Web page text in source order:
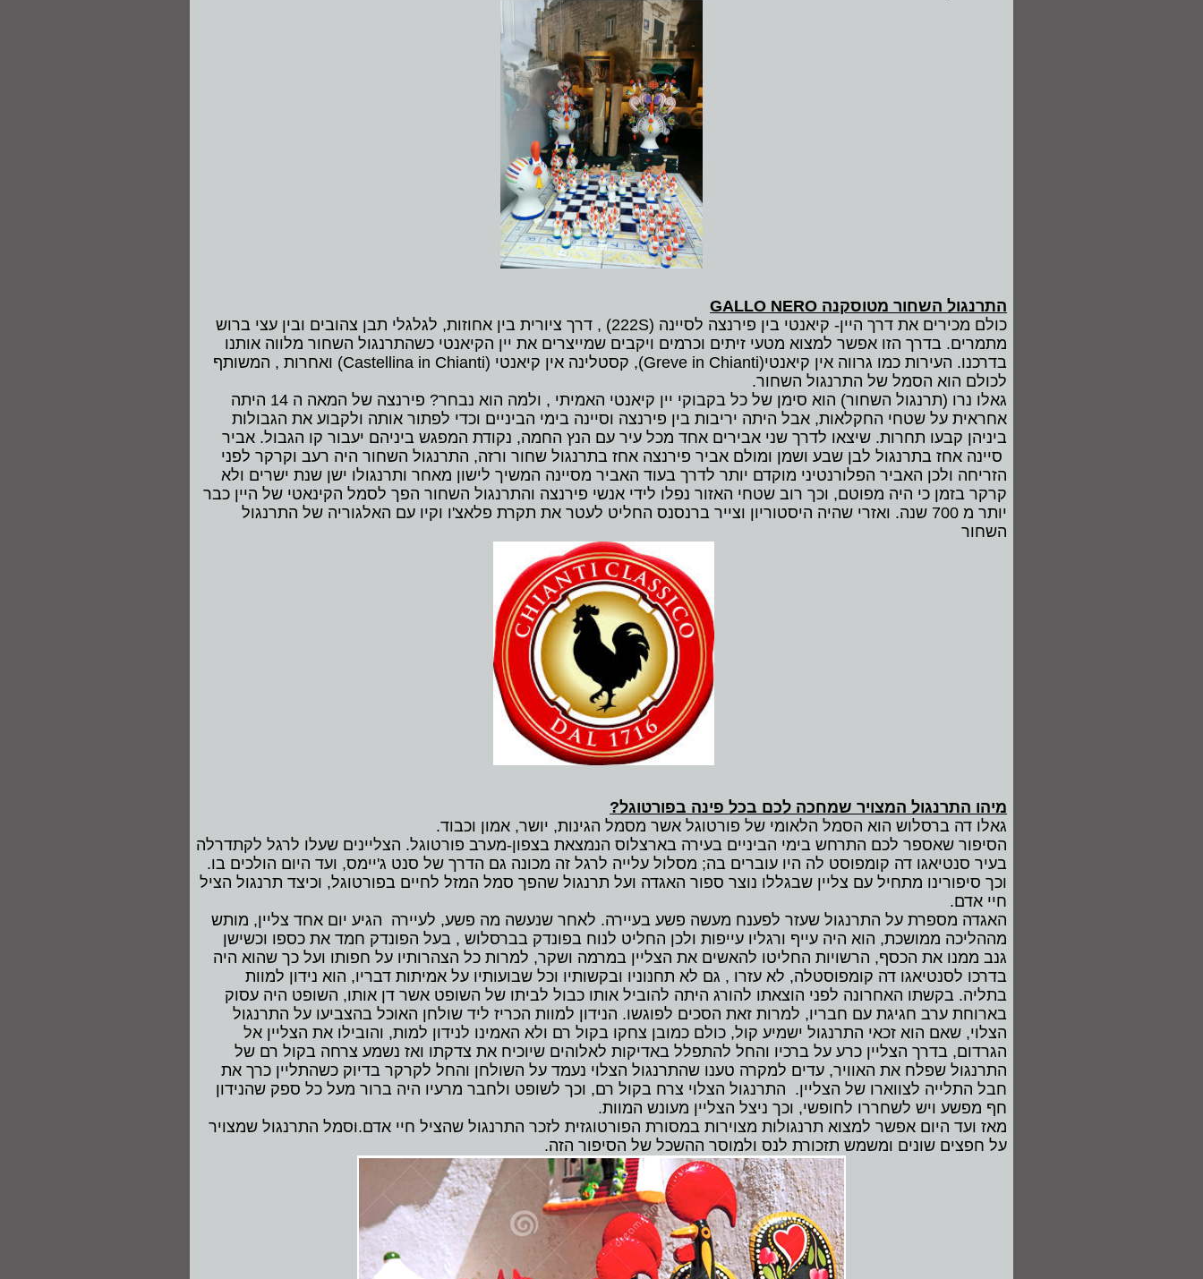
התרנגול השחור מטוסקנה GALLO NERO
כולם מכירים את דרך היין- קיאנטי בין פירנצה לסיינה (S
222) , דרך ציורית בין אחוזות, לגלגלי תבן צהובים ובין עצי ברוש
מתמרים. בדרך הזו אפשר למצוא מטעי זיתים וכרמים ויקבים שמייצרים את יין הקיאנטי כשהתרנגול השחור מלווה אותנו
בדרכנו. העירות כמו גרווה אין קיאנטי(Greve in Chianti), קסטלינה אין קיאנטי (Castellina in Chianti) ואחרות , המשותף
לכולם הוא הסמל של התרנגול השחור.
גאלו נרו (תרנגול השחור) הוא סימן של כל בקבוקי יין קיאנטי האמיתי , ולמה הוא נבחר? פירנצה של המאה ה 14 היתה
אחראית על שטחי החקלאות, אבל היתה יריבות בין פירנצה וסיינה בימי הביניים וכדי לפתור אותה ולקבוע את הגבולות
ביניהן קבעו תחרות. שיצאו לדרך שני אבירים אחד מכל עיר עם הנץ החמה, נקודת המפגש ביניהם יעבור קו הגבול. אביר
סיינה אחז בתרנגול לבן שבע ושמן ומולם אביר פירנצה אחז בתרנגול שחור ורזה, התרנגול השחור היה רעב וקרקר לפני
הזריחה ולכן האביר הפלורנטיני מוקדם יותר לדרך בעוד האביר מסיינה המשיך לישון מאחר ותרנגולו ישן שנת ישרים ולא
קרקר בזמן כי היה מפוטם, וכך רוב שטחי האזור נפלו לידי אנשי פירנצה והתרנגול השחור הפך לסמל הקינאטי של היין כבר
יותר מ 700 שנה. ואזרי שהיה היסטוריון וצייר ברנסנס החליט לעטר את תקרת פלאצ'ו וקיו עם האלגוריה של התרנגול
השחור
מיהו התרנגול המצויר שמחכה לכם בכל פינה בפורטוגל?
גאלו דה ברסלוש הוא הסמל הלאומי של פורטוגל אשר מסמל הגינות, יושר, אמון וכבוד.
הסיפור שאספר לכם התרחש בימי הביניים בעירה בארצלוס הנמצאת בצפון-מערב פורטוגל. הצליינים שעלו לרגל לקתדרלה
בעיר סנטיאגו דה קומפוסט לה היו עוברים בה; מסלול עלייה לרגל זה מכונה גם הדרך של סנט ג'יימס, ועד היום הולכים בו.
וכך סיפורינו מתחיל עם צליין שבגללו נוצר ספור האגדה ועל תרנגול שהפך סמל המזל לחיים בפורטוגל, וכיצד תרנגול הציל
חיי אדם.
האגדה מספרת על התרנגול שעזר לפענח מעשה פשע בעיירה. לאחר שנעשה מה פשע, לעיירה הגיע יום אחד צליין, מותש
מההליכה ממושכת, הוא היה עייף ורגליו עייפות ולכן החליט לנוח בפונדק בברסלוש , בעל הפונדק חמד את כספו וכשישן
גנב ממנו את הכסף, הרשויות החליטו להאשים את הצליין במרמה ושקר, למרות כל הצהרותיו על חפותו ועל כך שהוא היה
בדרכו לסנטיאגו דה קומפוסטלה, לא עזרו , גם לא תחנוניו ובקשותיו וכל שבועותיו על אמיתות דבריו, הוא נידון למוות
בתליה. בקשתו האחרונה לפני הוצאתו להורג היתה להוביל אותו כבול לביתו של השופט אשר דן אותו, השופט היה עסוק
בארוחת ערב חגיגת עם חבריו, למרות זאת הסכים לפוגשו. הנידון למוות הכריז ליד שולחן האוכל בהצביעו על התרנגול
הצלוי, שאם הוא זכאי התרנגול ישמיע קול, כולם כמובן צחקו בקול רם ולא האמינו לנידון למות, והובילו את הצליין אל
הגרדום, בדרך הצליין כרע על ברכיו והחל להתפלל באדיקות לאלוהים שיוכיח את צדקתו ואז נשמע צרחה בקול רם של
התרנגול שפלח את האוויר, עדים למקרה טענו שהתרנגול הצלוי נעמד על השולחן והחל לקרקר בדיוק כשהתליין כרך את
חבל התלייה לצווארו של הצליין. התרנגול הצלוי צרח בקול רם, וכך לשופט ולחבר מרעיו היה ברור מעל כל ספק שהנידון
חף מפשע ויש לשחררו לחופשי, וכך ניצל הצליין מעונש המוות.
מאז ועד היום אפשר למצוא תרנגולות מצוירות במסורת הפורטוגזית לזכר התרנגול שהציל חיי אדם.וסמל התרנגול שמצויר
על חפצים שונים ומשמש תזכורת לנס ולמוסר ההשכל של הסיפור הזה.